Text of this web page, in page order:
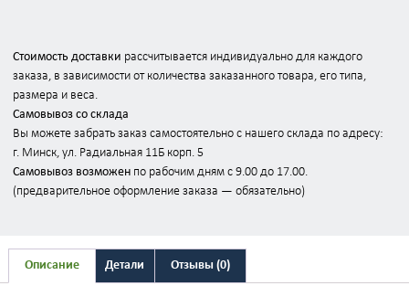
Стоимость доставки рассчитывается индивидуально для каждого
заказа, в зависимости от количества заказанного товара, его типа,
размера и веса.
Самовывоз со склада
Вы можете забрать заказ самостоятельно с нашего склада по адресу:
г. Минск, ул. Радиальная 11Б корп. 5
Самовывоз возможен по рабочим дням с 9.00 до 17.00.
(предварительное оформление заказа — обязательно)
Описание Детали Отзывы (0)